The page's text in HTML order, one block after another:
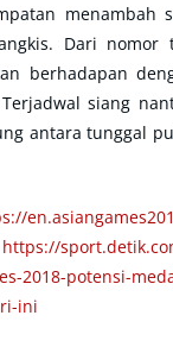
menambah
Dari nomor
berhadapan
siang
antara tunggal
https://
2018-potensi-
ini